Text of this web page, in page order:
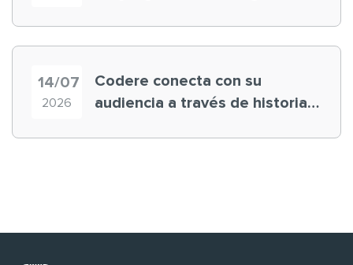
14/07
2026
Codere conecta con su
audiencia a través de historias